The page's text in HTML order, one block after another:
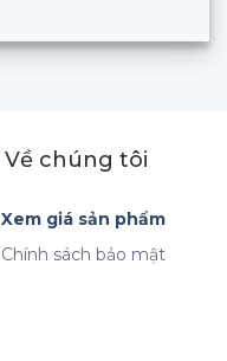
Về chúng tôi
Xem giá sản phẩm
Chính sách bảo mật